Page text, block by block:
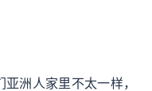
洲人家里不太一样，